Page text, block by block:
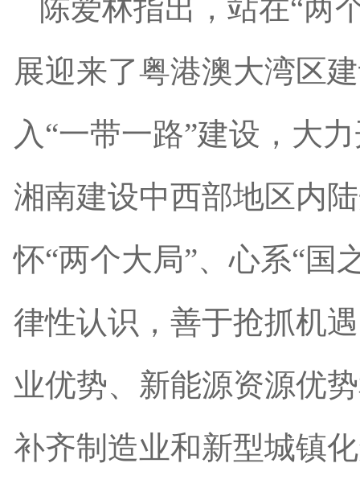
陈爱林指出，站在“两
展迎来了粤港澳大湾区
入“一带一路”建设，大
湘南建设中西部地区内
怀“两个大局”、心系“国
律性认识，善于抢抓机
业优势、新能源资源优
补齐制造业和新型城镇